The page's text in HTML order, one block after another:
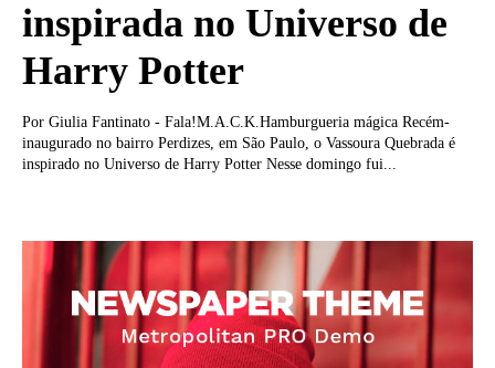
inspirada no Universo de
Harry Potter
Por Giulia Fantinato - Fala!M.A.C.K.Hamburgueria mágica Recém-
inaugurado no bairro Perdizes, em São Paulo, o Vassoura Quebrada é
inspirado no Universo de Harry Potter Nesse domingo fui...